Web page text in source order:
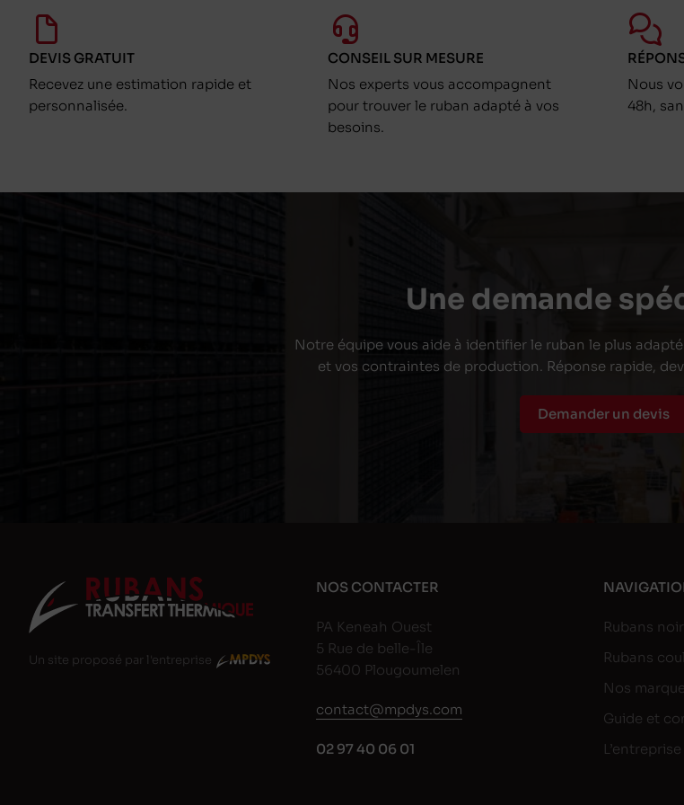
DEVIS GRATUIT
Recevez une estimation rapide et
personnalisée.
CONSEIL SUR MESURE
Nos experts vous accompagnent
pour trouver le ruban adapté à vos
besoins.
Nous
48h,
Une demande
Notre équipe vous aide à identifier le ruban le plus
et vos contraintes de production. Réponse rapide,
Demander un devis
Un site proposé par l'entreprise
NOS CONTACTER
PA Keneah Ouest
5 Rue de belle-Île
56400 Plougoumelen
contact@mpdys.com
02 97 40 06 01
Rubans noir
Rubans
Nos
Guide et
L’entreprise